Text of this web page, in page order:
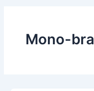
Mono-